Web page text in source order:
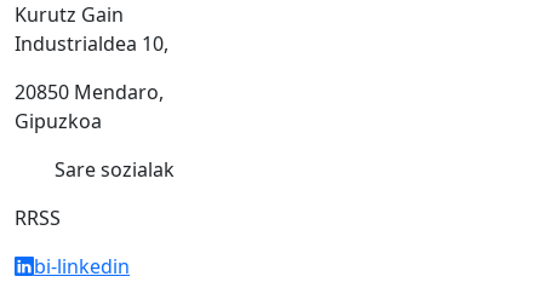
Kurutz Gain
Industrialdea 10,
20850 Mendaro,
Gipuzkoa
Sare sozialak
RRSS
bi-linkedin